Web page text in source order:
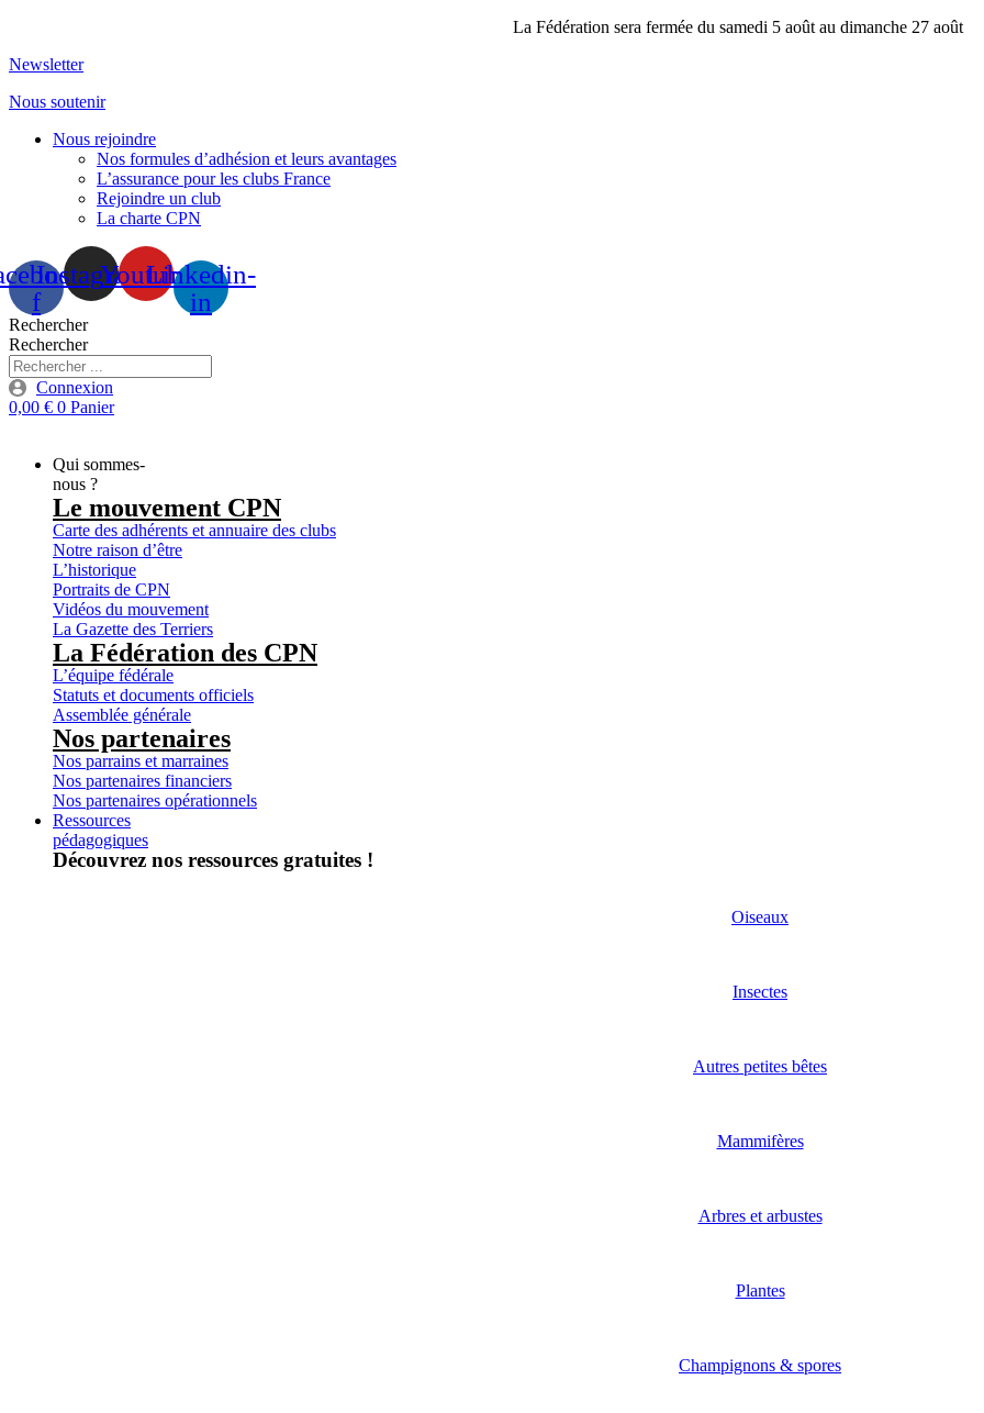
contenu
La Fédération sera fermée du samedi 5 août au dimanche 27 août
Newsletter
Nous soutenir
Nous rejoindre
Nos formules d’adhésion et leurs avantages
L’assurance pour les clubs France
Rejoindre un club
La charte CPN
f
InstagramYoutubeLinkedin-
in
Rechercher
Rechercher
Connexion
0,00 € 0 Panier
Qui sommes-
nous ?
Le mouvement CPN
Carte des adhérents et annuaire des clubs
Notre raison d’être
L’historique
Portraits de CPN
Vidéos du mouvement
La Gazette des Terriers
La Fédération des CPN
L’équipe fédérale
Statuts et documents officiels
Assemblée générale
Nos partenaires
Nos parrains et marraines
Nos partenaires financiers
Nos partenaires opérationnels
Ressources
pédagogiques
Découvrez nos ressources gratuites !
Oiseaux
Insectes
Autres petites bêtes
Mammifères
Arbres et arbustes
Plantes
Champignons & spores